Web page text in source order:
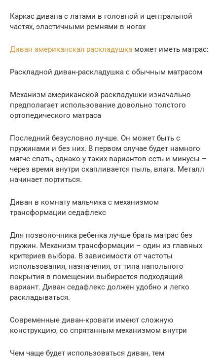
Каркас дивана с латами в головной и центральной
частях, эластичными ремнями в ногах
Диван американская раскладушка может иметь матрас:
Раскладной диван-раскладушка с обычным матрасом
Механизм американской раскладушки изначально
предполагает использование довольно толстого
ортопедического матраса
Последний безусловно лучше. Он может быть с
пружинами и без них. В первом случае будет намного
мягче спать, однако у таких вариантов есть и минусы –
через время внутри скапливается пыль, влага. Металл
начинает портиться.
Диван в комнату мальчика с механизмом
трансформации седафлекс
Для позвоночника ребенка лучше брать матрас без
пружин. Механизм трансформации – один из главных
критериев выбора. В зависимости от частоты
использования, назначения, от типа напольного
покрытия в помещении выбирается подходящий
вариант. Диван седафлекс должен удобно и легко
раскладываться.
Современные диван-кровати имеют сложную
конструкцию, со спрятанным механизмом внутри
Чем чаще будет использоваться диван, тем